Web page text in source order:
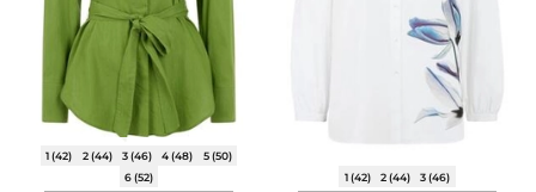
1 (42) 2 (44) 3 (46) 4 (48)
5 (50)
6 (52)
1 (42) 2 (44) 3 (46)